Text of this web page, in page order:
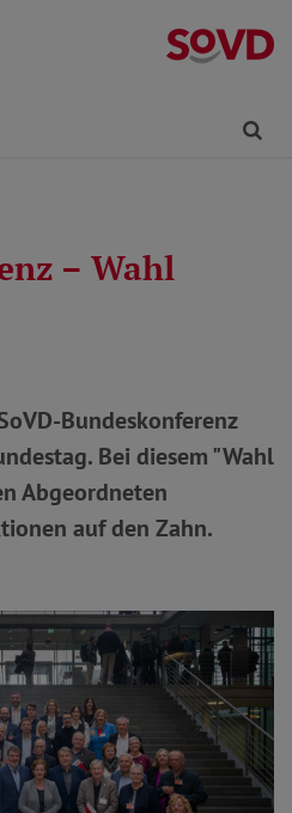
– Wahl
Bundeskonferenz
Bei diesem "Wahl
Abgeordneten
auf den Zahn.